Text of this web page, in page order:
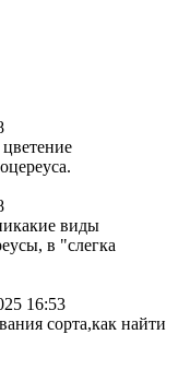
виды
в "слегка
16:53
сорта,как найти